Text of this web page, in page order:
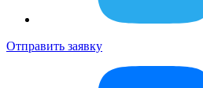
Отправить заявку